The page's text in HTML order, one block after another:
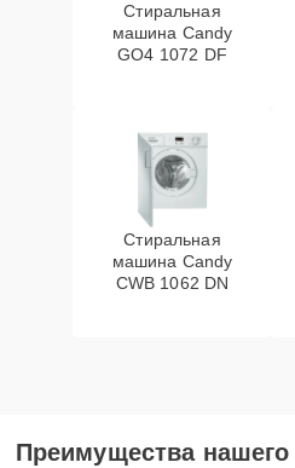
Стиральная
машина Candy
GO4 1072 DF
Стиральная
машина Candy
CWB 1062 DN
Преимущества нашего